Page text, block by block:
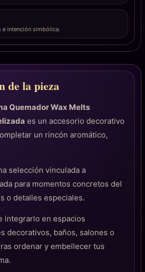
e intención simbólica.
de la pieza
Quemador Wax Melts
es un accesorio decorativo
un rincón aromático,
selección vinculada a
para momentos concretos del
o detalles especiales.
integrarlo en espacios
decorativos, baños, salones o
ordenar y embellecer tus